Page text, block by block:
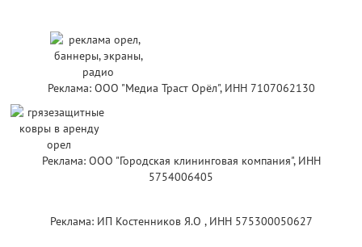
Реклама: ООО "Медиа Траст Орёл", ИНН 7107062130
Реклама: ООО "Городская клининговая компания", ИНН
5754006405
Реклама: ИП Костенников Я.О , ИНН 575300050627